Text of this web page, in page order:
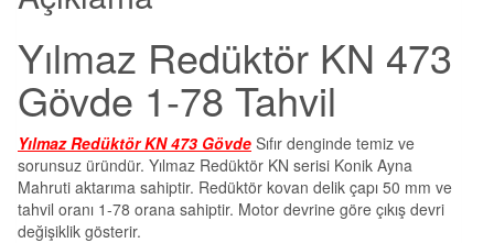
Yılmaz Redüktör KN 473
Gövde 1-78 Tahvil
Yılmaz Redüktör KN 473 Gövde Sıfır denginde temiz ve
sorunsuz üründür. Yılmaz Redüktör KN serisi Konik Ayna
Mahruti aktarıma sahiptir. Redüktör kovan delik çapı 50 mm ve
tahvil oranı 1-78 orana sahiptir. Motor devrine göre çıkış devri
değişiklik gösterir.